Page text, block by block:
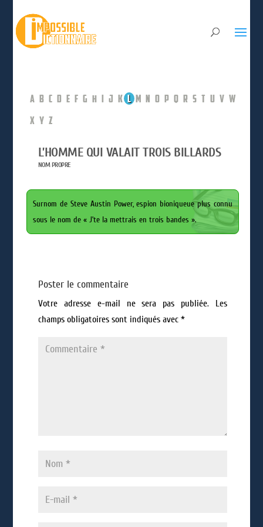
A B C D E F G H I J K L M N O P Q R S T U V W
X Y Z
L’HOMME QUI VALAIT TROIS BILLARDS
NOM PROPRE
Surnom de Steve Austin Power, espion bioniqueue plus connu
sous le nom de « J’te la mettrais en trois bandes ».
Poster le commentaire
Votre adresse e-mail ne sera pas publiée.
Les
champs obligatoires sont indiqués avec *